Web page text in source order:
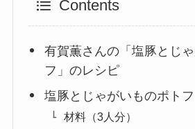
Contents
有賀薫さんの「塩豚とじ
フ」のレシピ
塩豚とじゃがいものポトフ
材料（3人分）